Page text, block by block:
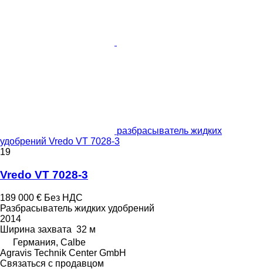
разбрасыватель жидких
удобрений Vredo VT 7028-3
19
Vredo VT 7028-3
189 000 € Без НДС
Разбрасыватель жидких удобрений
2014
Ширина захвата 32 м
Германия, Calbe
Agravis Technik Center GmbH
Связаться с продавцом